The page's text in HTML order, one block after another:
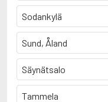
Sodankylä
Sund, Åland
Säynätsalo
Tammela